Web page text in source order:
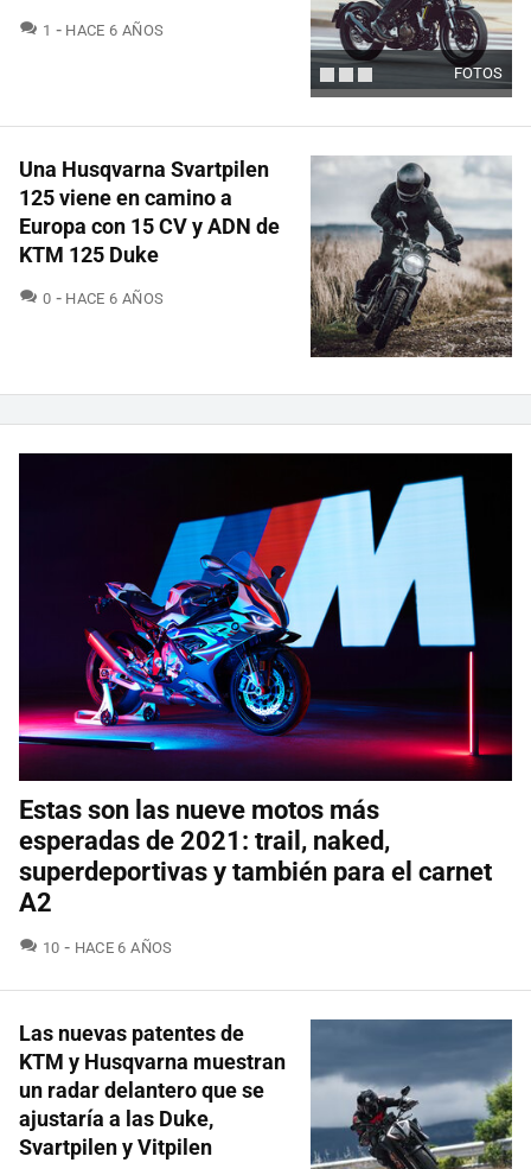
FOTOS
1 COMENTARIOS
HACE 6 AÑOS
Una Husqvarna Svartpilen
125 viene en camino a
Europa con 15 CV y ADN de
KTM 125 Duke
0 COMENTARIOS
HACE 6 AÑOS
Estas son las nueve motos más
esperadas de 2021: trail, naked,
superdeportivas y también para el carnet
A2
10 COMENTARIOS
HACE 6 AÑOS
Las nuevas patentes de
KTM y Husqvarna muestran
un radar delantero que se
ajustaría a las Duke,
Svartpilen y Vitpilen